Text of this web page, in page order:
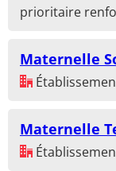
prioritaire
Maternelle
Maternelle